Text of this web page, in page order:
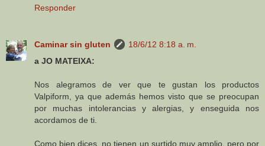
Responder
Caminar sin gluten
18/6/12 8:18 a. m.
a JO MATEIXA:
Nos alegramos de ver que te gustan los productos
Valpiform, ya que además hemos visto que se preocupan
por muchas intolerancias y alergias, y enseguida nos
acordamos de ti.
Como bien dices, no tienen un surtido muy amplio, pero por